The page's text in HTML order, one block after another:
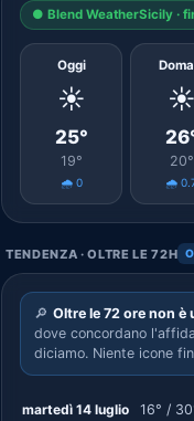
● Blend WeatherSicily ·
Oggi
☀️
25°
19°
🌧️ 0
☀️
20°
🌧️
TENDENZA · OLTRE LE 72H
🔎 Oltre le 72 ore non è
dove concordano
diciamo. Niente icone
martedì 14 luglio 16° /